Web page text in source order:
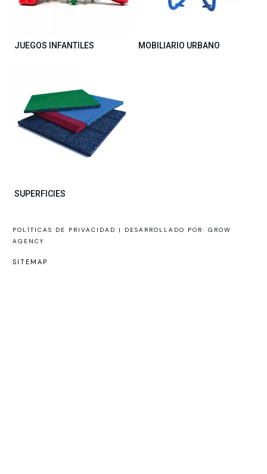
JUEGOS INFANTILES MOBILIARIO URBANO
SUPERFICIES
POLÍTICAS DE PRIVACIDAD |
DESARROLLADO POR: GROW
AGENCY
SITEMAP